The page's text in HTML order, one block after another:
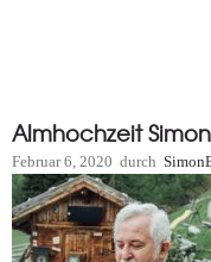
Almhochzeit
Februar 6, 2020 durch